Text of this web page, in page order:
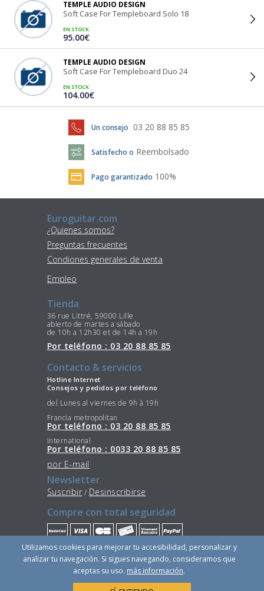
TEMPLE AUDIO DESIGN
Soft Case For Templeboard Solo 18
EN STOCK
95.00€
TEMPLE AUDIO DESIGN
Soft Case For Templeboard Duo 24
EN STOCK
104.00€
Un consejo 03 20 88 85 85
Satisfecho o Reembolsado
Pago garantizado 100%
Euroguitar.com
¿Quienes somos?
Preguntas frecuentes
Condiones generales de venta
Empleo
Tienda
36 rue Littré, 59000 Lille
abierto de martes a sábado
de 10h a 12h30 et de 14h a 19h
Por teléfono : 03 20 88 85 85
Contacto & servicios
Hotline Internet
Consejos y pedidos por teléfono
del Lunes al viernes de 9h à 19h
Francia metropolitan
Por teléfono : 03 20 88 85 85
International
Por teléfono : 0033 20 88 85 85
por E-mail
Newsletter
Suscribir / Desinscribirse
Compre con total seguridad
Quédese conectado
Utilizamos cookies para mejorar tu accesibilidad, personalizar y
analizar tu navegación. Si sigues navegando, consideramos que
aceptas su uso. más información.